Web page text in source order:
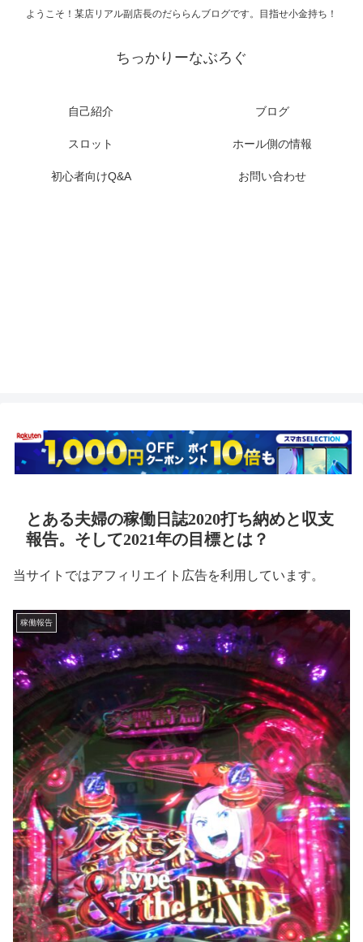
ようこそ！某店リアル副店長のだららんブログです。目指せ小金持ち！
ちっかりーなぶろぐ
自己紹介 ブログ
スロット ホール側の情報
初心者向けQ&A お問い合わせ
とある夫婦の稼働日誌2020打ち納めと収支
報告。そして2021年の目標とは？
当サイトではアフィリエイト広告を利用しています。
稼働報告